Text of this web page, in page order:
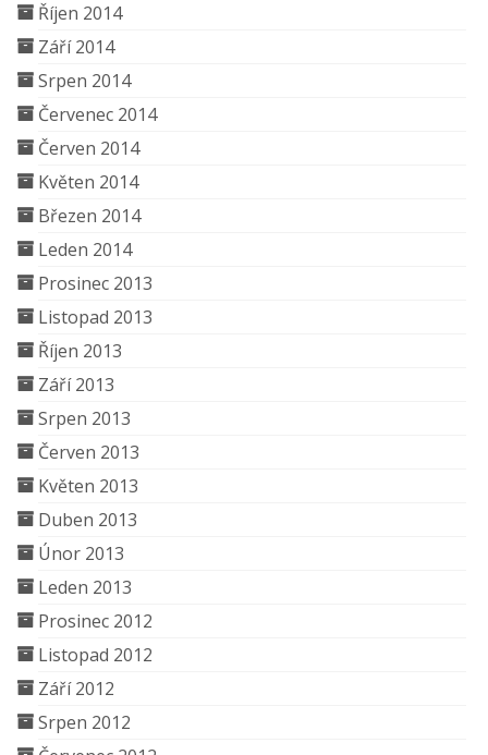
Říjen 2014
Září 2014
Srpen 2014
Červenec 2014
Červen 2014
Květen 2014
Březen 2014
Leden 2014
Prosinec 2013
Listopad 2013
Říjen 2013
Září 2013
Srpen 2013
Červen 2013
Květen 2013
Duben 2013
Únor 2013
Leden 2013
Prosinec 2012
Listopad 2012
Září 2012
Srpen 2012